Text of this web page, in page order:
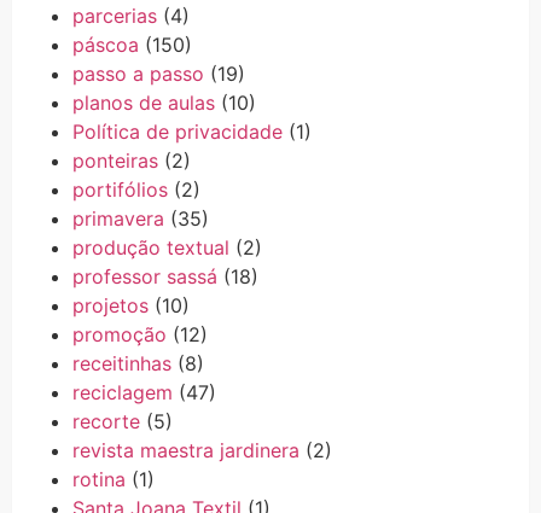
parcerias (4)
páscoa (150)
passo a passo (19)
planos de aulas (10)
Política de privacidade (1)
ponteiras (2)
portifólios (2)
primavera (35)
produção textual (2)
professor sassá (18)
projetos (10)
promoção (12)
receitinhas (8)
reciclagem (47)
recorte (5)
revista maestra jardinera (2)
rotina (1)
Santa Joana Textil (1)